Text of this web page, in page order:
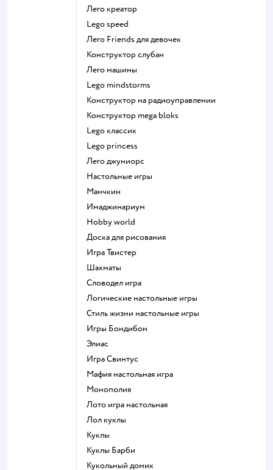
Лего креатор
Lego speed
Лего Friends для девочек
Конструктор слубан
Лего машины
Lego mindstorms
Конструктор на радиоуправлении
Конструктор mega bloks
Lego классик
Lego princess
Лего джуниорс
Настольные игры
Манчкин
Имаджинариум
Hobby world
Доска для рисования
Игра Твистер
Шахматы
Словодел игра
Логические настольные игры
Стиль жизни настольные игры
Игры Бондибон
Элиас
Игра Свинтус
Мафия настольная игра
Монополия
Лото игра настольная
Лол куклы
Куклы
Куклы Барби
Кукольный домик